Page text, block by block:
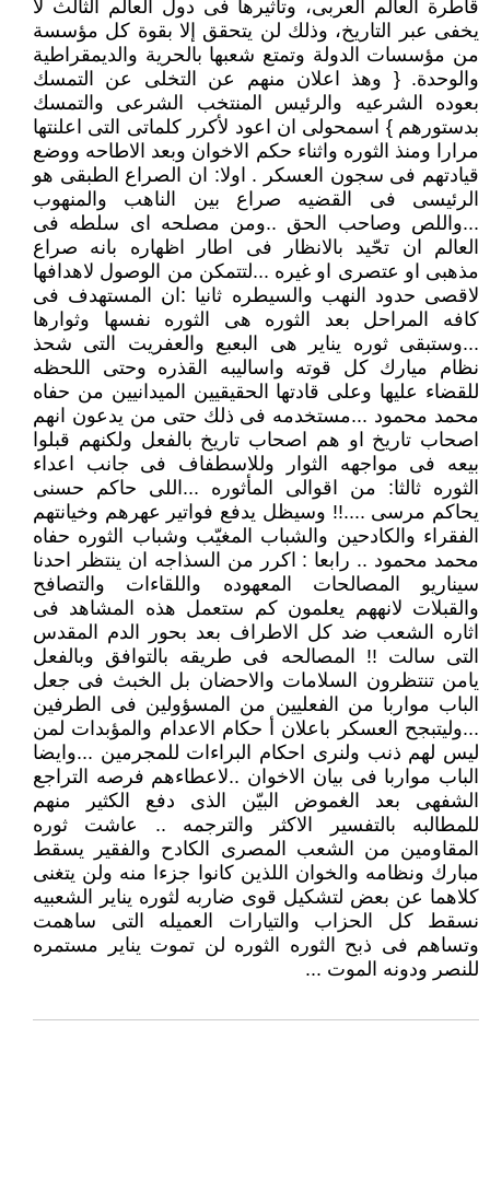
قاطرة العالم العربى، وتأثيرها فى دول العالم الثالث لا
يخفى عبر التاريخ، وذلك لن يتحقق إلا بقوة كل مؤسسة
من مؤسسات الدولة وتمتع شعبها بالحرية والديمقراطية
والوحدة. { وهذ اعلان منهم عن التخلى عن التمسك
بعوده الشرعيه والرئيس المنتخب الشرعى والتمسك
بدستورهم } اسمحولى ان اعود لأكرر كلماتى التى اعلنتها
مرارا ومنذ الثوره واثناء حكم الاخوان وبعد الاطاحه ووضع
قيادتهم فى سجون العسكر . اولا: ان الصراع الطبقى هو
الرئيسى فى القضيه صراع بين الناهب والمنهوب
...واللص وصاحب الحق ..ومن مصلحه اى سلطه فى
العالم ان تحّيد بالانظار فى اطار اظهاره بانه صراع
مذهبى او عتصرى او غيره ...لتتمكن من الوصول لاهدافها
لاقصى حدود النهب والسيطره ثانيا :ان المستهدف فى
كافه المراحل بعد الثوره هى الثوره نفسها وثوارها
...وستبقى ثوره يناير هى البعبع والعفريت التى شحذ
نظام ميارك كل قوته واساليبه القذره وحتى اللحظه
للقضاء عليها وعلى قادتها الحقيقيين الميدانيين من حفاه
محمد محمود ...مستخدمه فى ذلك حتى من يدعون انهم
اصحاب تاريخ او هم اصحاب تاريخ بالفعل ولكنهم قبلوا
بيعه فى مواجهه الثوار وللاسطفاف فى جانب اعداء
الثوره ثالثا: من اقوالى المأثوره ...اللى حاكم حسنى
يحاكم مرسى ....!! وسيظل يدفع فواتير عهرهم وخيانتهم
الفقراء والكادحين والشباب المغيّب وشباب الثوره حفاه
محمد محمود .. رابعا : اكرر من السذاجه ان ينتظر احدنا
سيناريو المصالحات المعهوده واللقاءات والتصافح
والقبلات لانههم يعلمون كم ستعمل هذه المشاهد فى
اثاره الشعب ضد كل الاطراف بعد بحور الدم المقدس
التى سالت !! المصالحه فى طريقه بالتوافق وبالفعل
يامن تنتظرون السلامات والاحضان بل الخبث فى جعل
الباب مواربا من الفعليين من المسؤولين فى الطرفين
...وليتبجح العسكر باعلان أ حكام الاعدام والمؤبدات لمن
ليس لهم ذنب ولنرى احكام البراءات للمجرمين ...وايضا
الباب مواربا فى بيان الاخوان ..لاعطاءهم فرصه التراجع
الشفهى بعد الغموض البيّن الذى دفع الكثير منهم
للمطالبه بالتفسير الاكثر والترجمه .. عاشت ثوره
المقاومين من الشعب المصرى الكادح والفقير يسقط
مبارك ونظامه والخوان اللذين كانوا جزءا منه ولن يتغنى
كلاهما عن بعض لتشكيل قوى ضاربه لثوره يناير الشعبيه
نسقط كل الحزاب والتيارات العميله التى ساهمت
وتساهم فى ذبح الثوره الثوره لن تموت يناير مستمره
للنصر ودونه الموت ...